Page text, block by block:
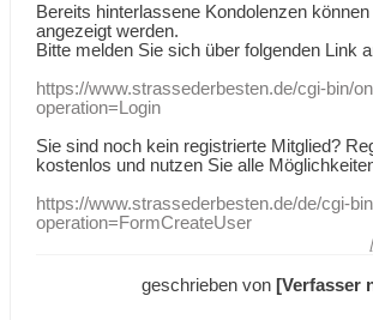
Bereits hinterlassene Kondolenzen
angezeigt werden.
Bitte melden Sie sich über folgenden Link
https://www.strassederbesten.de/cgi-bin/
operation=Login
Sie sind noch kein registrierte Mitglied?
kostenlos und nutzen Sie alle
https://www.strassederbesten.de/de/cgi-
operation=FormCreateUser
geschrieben von [Verfasser